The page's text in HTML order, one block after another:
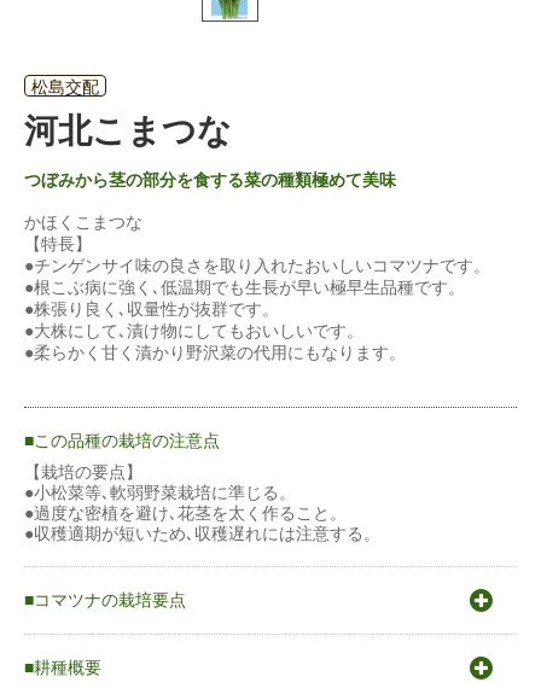
松島交配
河北こまつな
つぼみから茎の部分を食する菜の種類極めて美味
かほくこまつな
【特長】
●チンゲンサイ味の良さを取り入れたおいしいコマツナです。
●根こぶ病に強く､低温期でも生長が早い極早生品種です。
●株張り良く､収量性が抜群です。
●大株にして､漬け物にしてもおいしいです。
●柔らかく甘く漬かり野沢菜の代用にもなります。
この品種の栽培の注意点
【栽培の要点】
●小松菜等､軟弱野菜栽培に準じる。
●過度な密植を避け､花茎を太く作ること。
●収穫適期が短いため､収穫遅れには注意する。
コマツナの栽培要点
の一種「茎立菜」とされ、その名称は東京江戸川区の小松川あた
りで栽培されていたので、コマツナという名前になったと言われ
耕種概要